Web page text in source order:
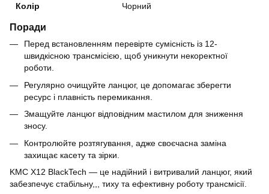
Колір Чорний
Поради
Перед встановленням перевірте сумісність із 12-
швидкісною трансмісією, щоб уникнути некоректної
роботи.
Регулярно очищуйте ланцюг, це допомагає зберегти
ресурс і плавність перемикання.
Змащуйте ланцюг відповідним мастилом для зниження
зносу.
Контролюйте розтягування, адже своєчасна заміна
захищає касету та зірки.
KMC X12 BlackTech — це надійний і витривалий ланцюг, який
забезпечує стабільну,,, тиху та ефективну роботу трансмісії.